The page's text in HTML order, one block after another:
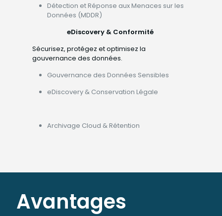
Détection et Réponse aux Menaces sur les
Données (MDDR)
eDiscovery & Conformité
Sécurisez, protégez et optimisez la
gouvernance des données.
Gouvernance des Données Sensibles
eDiscovery & Conservation Légale
Archivage Cloud & Rétention
Avantages